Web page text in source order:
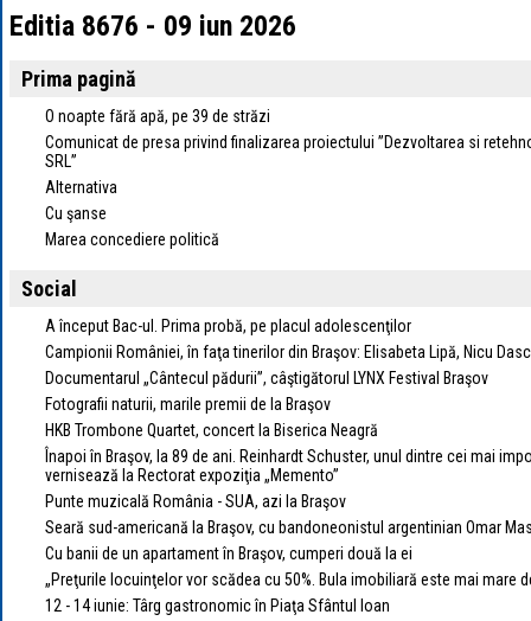
1 MDL= 0.2538
1 TRY
1 UAH
= 0.1048
1 XDR = 5.9383
1 ZAR = 0.2318
Editia 8676 - 09 iun 2026
Prima pagină
O noapte fără apă, pe 39 de străzi
Comunicat de presa privind finalizarea proiectului ”Dezvoltarea si
SRL”
Alternativa
Cu şanse
Marea concediere politică
Social
A început Bac-ul. Prima probă, pe placul adolescenţilor
Campionii României, în faţa tinerilor din Braşov: Elisabeta Lipă, Nicu
Documentarul „Cântecul pădurii”, câştigătorul LYNX Festival Braşov
Fotografii naturii, marile premii de la Braşov
HKB Trombone Quartet, concert la Biserica Neagră
Înapoi în Braşov, la 89 de ani. Reinhardt Schuster, unul dintre cei mai
vernisează la Rectorat expoziţia „Memento”
Punte muzicală România - SUA, azi la Braşov
Seară sud-americană la Braşov, cu bandoneonistul argentinian Omar
Cu banii de un apartament în Braşov, cumperi două la ei
„Preţurile locuinţelor vor scădea cu 50%. Bula imobiliară este mai mare
12 - 14 iunie: Târg gastronomic în Piaţa Sfântul Ioan